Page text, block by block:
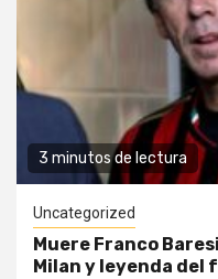
3 minutos de lectura
Uncategorized
Muere Franco
Milan y leyenda